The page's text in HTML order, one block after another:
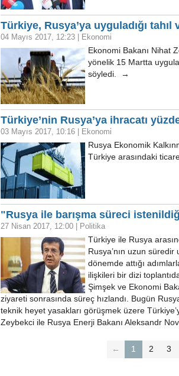
Türkiye, Rusya’ya uyguladığı tahıl
04 Mayıs 2017, 12:23 Ekonomi
Ekonomi Bakanı Nihat
yönelik 15 Martta
söyledi. →
Türkiye’nin Rusya’ya ihracatı
03 Mayıs 2017, 10:16 Ekonomi
Rusya Ekonomik
Türkiye arasındaki
"Rusya ile barışma süreci
27 Nisan 2017, 12:00 Politika
Türkiye ile Rusya
Rusya’nın uzun süredir
dönemde attığı
ilişkileri bir dizi
Şimşek ve Ekonomi
ziyareti sonrasında süreç hızlandı. Bugün
teknik heyet yasakları görüşmek üzere
Zeybekci ile Rusya Enerji Bakanı Aleksandr
← 1 2 3